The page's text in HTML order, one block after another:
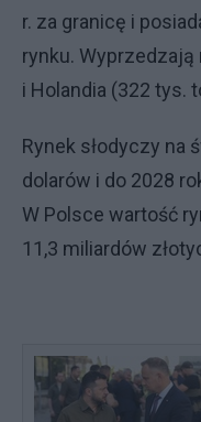
r. za granicę i
rynku.
i Holandia (322 tys.
Rynek słodyczy na
dolarów i do 2028
W Polsce wartość
11,3 miliardów